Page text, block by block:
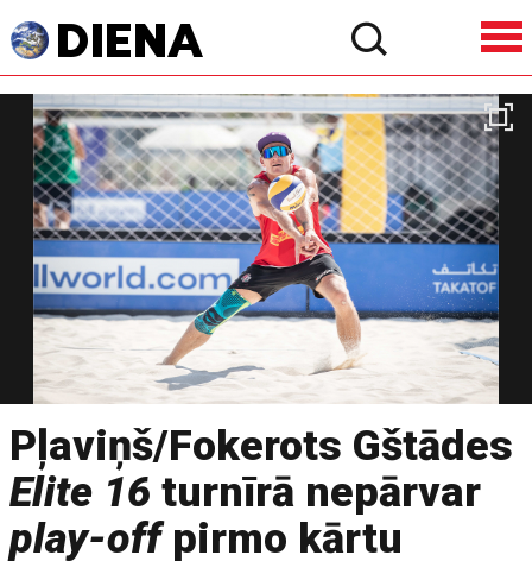
Pļaviņš/Fokerots Gštādes
Elite 16 turnīrā nepārvar
play-offpirmo kārtu